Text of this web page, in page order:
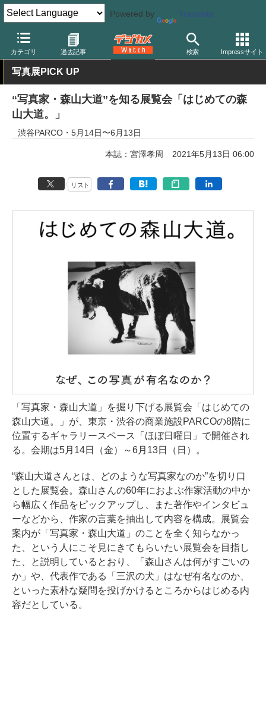
Powered by Translate
カテゴリ 過去記事 検索 Impressサイト
デジカメ Watch 業界動向
写真展PICK UP
“写真家・森山大道”を知る展覧会「はじめての森
山大道。」
渋谷PARCO・5月14日〜6月13日
本誌：宮澤孝周 2021年5月13日 06:00
リスト
「写真家・森山大道」を掘り下げる展覧会「はじめての
森山大道。」が、東京・渋谷の商業施設PARCOの8階に
位置するギャラリースペース「ほぼ日曜日」で開催され
る。会期は5月14日（金）～6月13日（日）。
“森山大道さんとは、どのような写真家なのか”を切り口
とした展覧会。森山さんの60年におよぶ作家活動の中か
ら幅広く作品をピックアップし、また著作やインタビュ
ーなどから、作家の言葉を抽出して内容を構成。展覧会
案内が「写真家・森山大道」のことを全く知らなかっ
た、という人にこそ見にきてもらいたい展覧会を目指し
た、と説明しているとおり、「森山さんは何がすごいの
か」や、代表作である「三沢の犬」はなぜ有名なのか、
といった素朴な疑問を投げかけるところからはじめる内
容だとしている。